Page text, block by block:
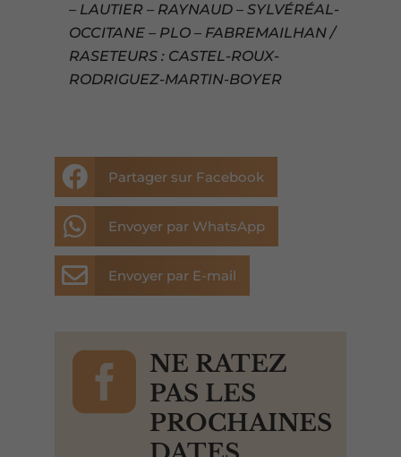
– LAUTIER – RAYNAUD – SYLVÉRÉAL-
OCCITANE – PLO – FABREMAILHAN /
RASETEURS : CASTEL-ROUX-
RODRIGUEZ-MARTIN-BOYER
 Partager sur Facebook
 Envoyer par WhatsApp
 Envoyer par E-mail

NE RATEZ
PAS LES
PROCHAINES